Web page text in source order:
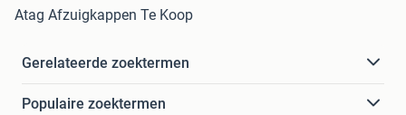
Atag Afzuigkappen Te Koop
Gerelateerde zoektermen
Populaire zoektermen